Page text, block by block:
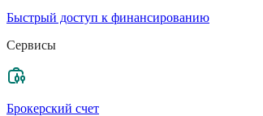
Быстрый доступ к финансированию
Сервисы
Брокерский счет